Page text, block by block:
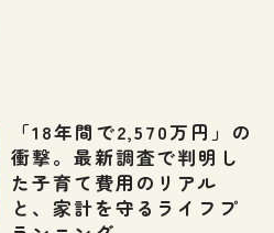
「18年間で2,570万円」の
衝撃。最新調査で判明し
た子育て費用のリアル
と、家計を守るライフプ